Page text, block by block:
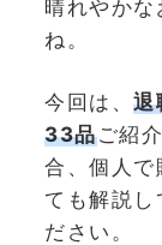
晴れやかな
ね。
今回は、 退
33品ご紹
合、個人で
ても解説し
ださい。